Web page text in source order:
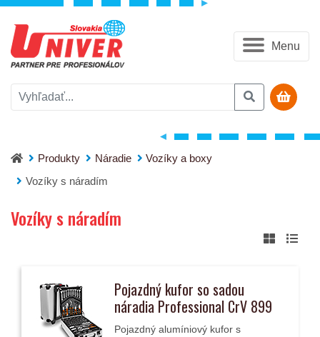
Menu
Produkty Náradie
Vozíky a boxy
Vozíky s náradím
Vozíky s náradím
Pojazdný kufor so sadou
náradia Professional CrV 899
Pojazdný alumíniový kufor s